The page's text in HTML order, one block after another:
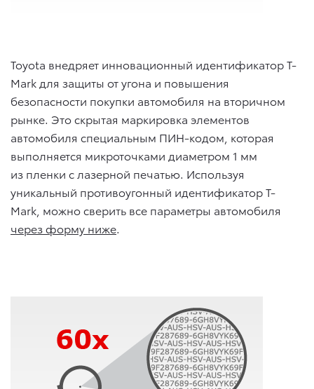
Toyota внедряет инновационный идентификатор T-
Mark для защиты от угона и повышения
безопасности покупки автомобиля на вторичном
рынке. Это скрытая маркировка элементов
автомобиля специальным ПИН-кодом, которая
выполняется микроточками диаметром 1 мм
из пленки с лазерной печатью. Используя
уникальный противоугонный идентификатор T-
Mark, можно сверить все параметры автомобиля
через форму ниже.